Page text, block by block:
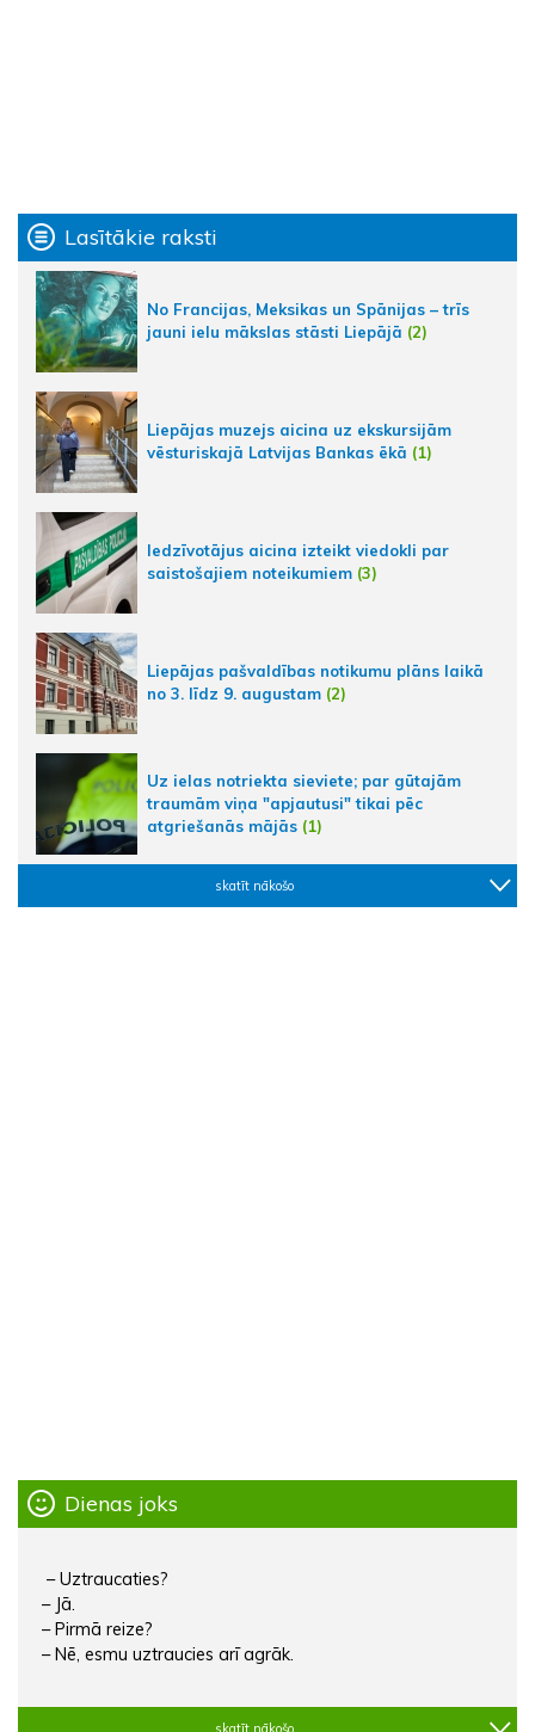
Lasītākie raksti
No Francijas, Meksikas un Spānijas – trīs
jauni ielu mākslas stāsti Liepājā (2)
Liepājas muzejs aicina uz ekskursijām
vēsturiskajā Latvijas Bankas ēkā (1)
Iedzīvotājus aicina izteikt viedokli par
saistošajiem noteikumiem (3)
Liepājas pašvaldības notikumu plāns laikā
no 3. līdz 9. augustam (2)
Uz ielas notriekta sieviete; par gūtajām
traumām viņa "apjautusi" tikai pēc
atgriešanās mājās (1)
skatīt nākošo
Dienas joks
– Uztraucaties?
– Jā.
– Pirmā reize?
– Nē, esmu uztraucies arī agrāk.
skatīt nākošo